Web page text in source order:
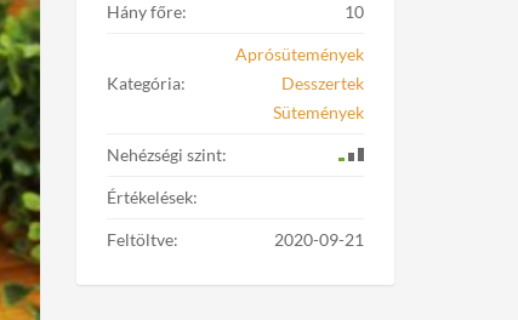
Hány főre: 10
Kategória:
Aprósütemények
Desszertek
Sütemények
Nehézségi szint:
Értékelések:
Feltöltve: 2020-09-21